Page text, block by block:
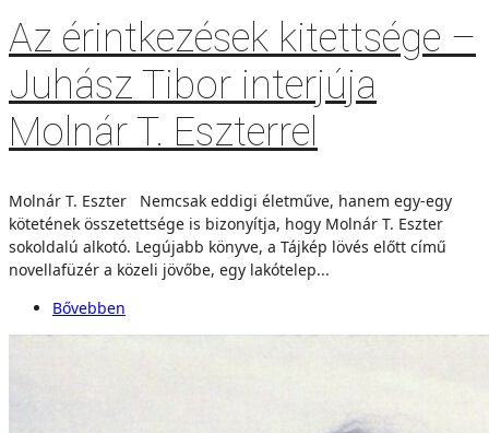
Az érintkezések kitettsége –
Juhász Tibor interjúja
Molnár T. Eszterrel
Molnár T. Eszter Nemcsak eddigi életműve, hanem egy-egy
kötetének összetettsége is bizonyítja, hogy Molnár T. Eszter
sokoldalú alkotó. Legújabb könyve, a Tájkép lövés előtt című
novellafüzér a közeli jövőbe, egy lakótelep...
Bővebben